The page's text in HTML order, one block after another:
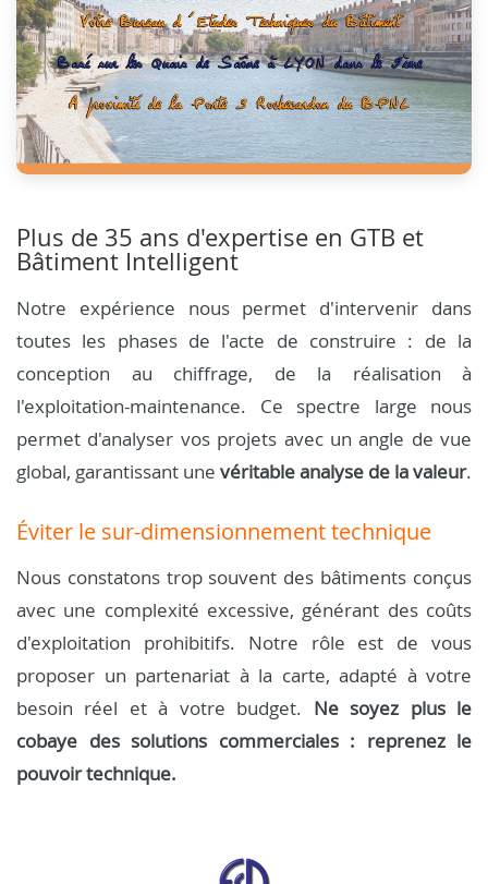
Plus de 35 ans d'expertise en GTB et
Bâtiment Intelligent
Notre expérience nous permet d'intervenir dans
toutes les phases de l'acte de construire : de la
conception au chiffrage, de la réalisation à
l'exploitation-maintenance. Ce spectre large nous
permet d'analyser vos projets avec un angle de vue
global, garantissant une véritable analyse de la valeur.
Éviter le sur-dimensionnement technique
Nous constatons trop souvent des bâtiments conçus
avec une complexité excessive, générant des coûts
d'exploitation prohibitifs. Notre rôle est de vous
proposer un partenariat à la carte, adapté à votre
besoin réel et à votre budget. Ne soyez plus le
cobaye des solutions commerciales : reprenez le
pouvoir technique.